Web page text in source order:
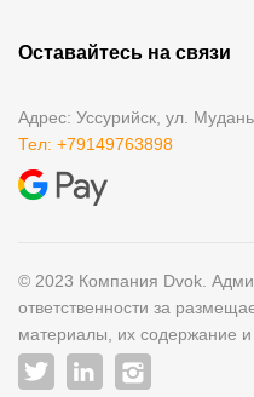
Оставайтесь на связи
Адрес: Уссурийск, ул.
Тел: +79149763898
© 2023 Компания Dvok.
ответственности за
материалы, их содержание и